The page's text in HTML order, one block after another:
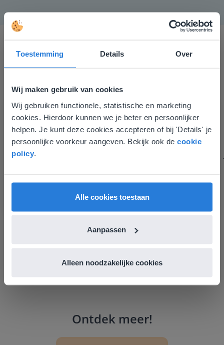
Toestemming Details Over
Wij maken gebruik van cookies
Wij gebruiken functionele, statistische en marketing
cookies. Hierdoor kunnen we je beter en persoonlijker
helpen. Je kunt deze cookies accepteren of bij 'Details' je
persoonlijke voorkeur aangeven. Bekijk ook de cookie
policy
Alle cookies toestaan
Aanpassen
Alleen noodzakelijke cookies
Gynzy maakt het lesgeven zoveel eenvoudiger én
aantrekkelijker voor zowel de leerkracht als de
leerlingen. Bovendien bezorgt Gynzy me veel meer tijd
om echt elke leerling de nodige aandacht te geven.
Zinloos tijdsverlies van o.a. verbeteren en extra
Ontdek meer!
Deze website komt niet
overeen met je locatie
Gezien je locatie, denken we dat je misschien
liever naar de website voor English gaat. Hier
English
Vlaanderen